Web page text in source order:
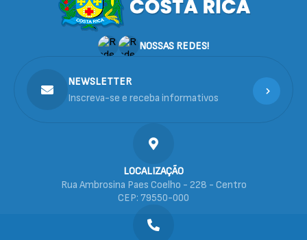
NOSSAS REDES!
LOCALIZAÇÃO
Rua Ambrosina Paes Coelho - 228 - Centro
CEP: 79550-000
NEWSLETTER
Inscreva-se e receba informativos